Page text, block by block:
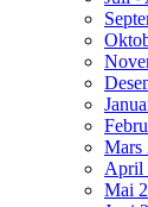
Mars
April
Mai